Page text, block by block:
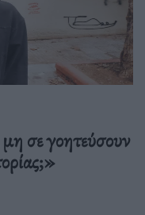
σε γοητεύσουν